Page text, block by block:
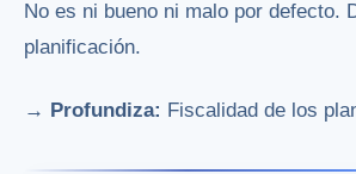
No es ni bueno ni malo por defecto.
planificación.
→ Profundiza: Fiscalidad de los